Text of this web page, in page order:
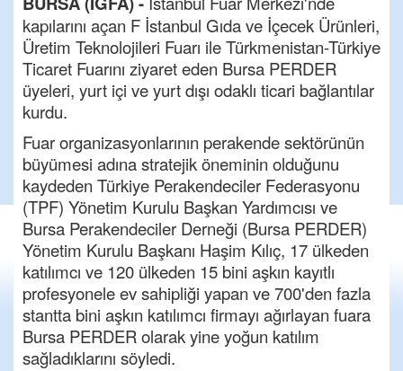
kapılarını açan F İstanbul Gıda ve İçecek Ürünleri,
Üretim Teknolojileri Fuarı ile Türkmenistan-Türkiye
Ticaret Fuarını ziyaret eden Bursa PERDER
üyeleri, yurt içi ve yurt dışı odaklı ticari bağlantılar
kurdu.
Fuar organizasyonlarının perakende sektörünün
büyümesi adına stratejik öneminin olduğunu
kaydeden Türkiye Perakendeciler Federasyonu
(TPF) Yönetim Kurulu Başkan Yardımcısı ve
Bursa Perakendeciler Derneği (Bursa PERDER)
Yönetim Kurulu Başkanı Haşim Kılıç, 17 ülkeden
katılımcı ve 120 ülkeden 15 bini aşkın kayıtlı
profesyonele ev sahipliği yapan ve 700'den fazla
stantta bini aşkın katılımcı firmayı ağırlayan fuara
Bursa PERDER olarak yine yoğun katılım
sağladıklarını söyledi.